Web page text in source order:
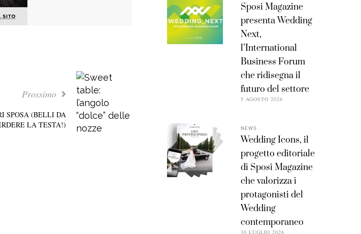
Prossimo
SPOSA (BELLI DA
LA TESTA!)
Sposi Magazine
presenta Wedding
Next,
l’International
Business Forum
che ridisegna il
futuro del settore
5 AGOSTO 2026
NEWS
Wedding Icons, il
progetto editoriale
di Sposi Magazine
che valorizza i
protagonisti del
Wedding
contemporaneo
30 LUGLIO 2026